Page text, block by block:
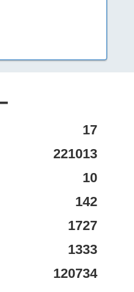
17
221013
10
142
1727
1333
120734